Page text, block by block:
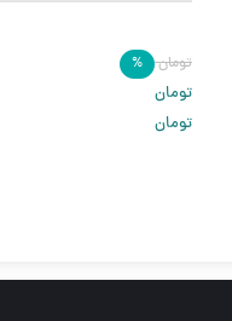
تومان %
تومان
تومان